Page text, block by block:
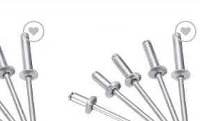
Add to
Wishlist
Add to
Wishlist